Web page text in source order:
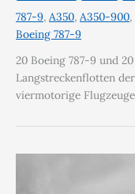
787-9, A350, A350-900,
Boeing 787-9
20 Boeing 787-9 und
Langstreckenflotten
viermotorige